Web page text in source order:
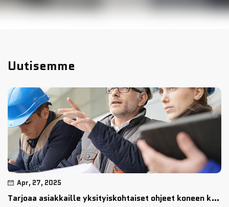
Uutisemme
Apr, 27, 2025
Tarjoaa asiakkaille yksityiskohtaiset ohjeet koneen käyttöön